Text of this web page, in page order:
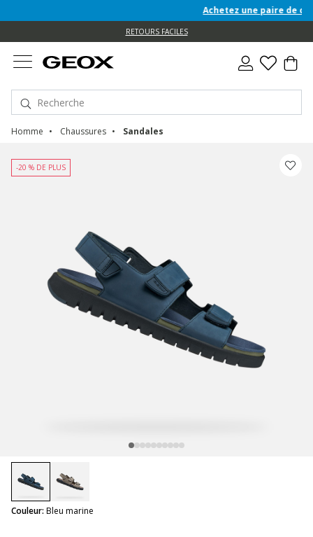
Achetez une paire de
RETOURS FACILES
Homme Chaussures Sandales
-20 % DE PLUS
Couleur: Bleu marine
selected